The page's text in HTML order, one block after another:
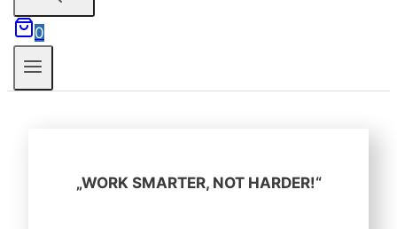
0
„WORK SMARTER, NOT HARDER!“